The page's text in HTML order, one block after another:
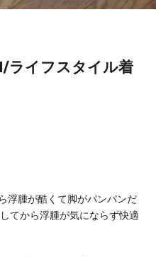
ライフスタイル着
浮腫が酷くて脚がパンパンだ
てから浮腫が気にならず快適